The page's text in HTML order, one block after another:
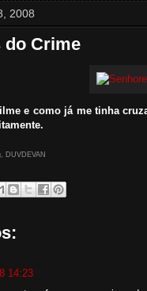
2008
do Crime
e como já me tinha
DUVDEVAN
14:23